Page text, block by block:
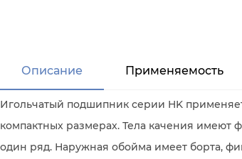
Описание Применяемость
Игольчатый подшипник серии HK
компактных размерах. Тела качения
один ряд. Наружная обойма имеет борта,